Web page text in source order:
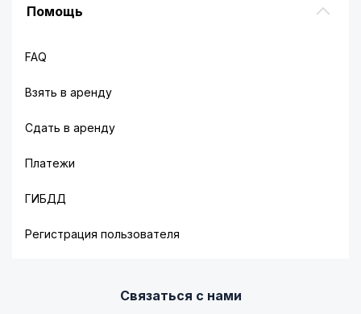
Помощь
FAQ
Взять в аренду
Сдать в аренду
Платежи
ГИБДД
Регистрация пользователя
Связаться с нами